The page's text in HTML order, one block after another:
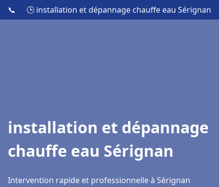
📞 🕒 installation et dépannage chauffe eau Sérignan
installation et dépannage
chauffe eau Sérignan
Intervention rapide et professionnelle à Sérignan